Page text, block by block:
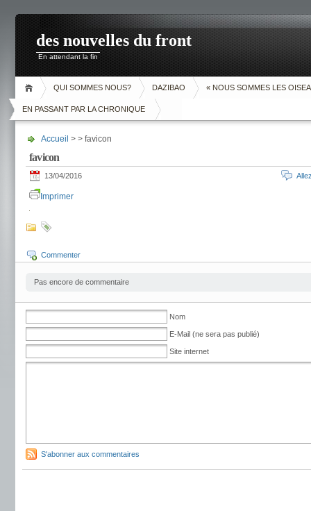
des nouvelles du front
En attendant la fin
QUI SOMMES NOUS? DAZIBAO « NOUS SOMMES LES
EN PASSANT PAR LA CHRONIQUE
Accueil > > favicon
favicon
13/04/2016
Imprimer
Commenter
Pas encore de commentaire
Nom
E-Mail (ne sera pas publié)
Site internet
S'abonner aux commentaires